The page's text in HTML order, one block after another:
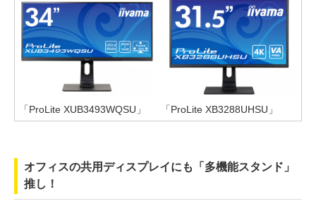
「ProLite XUB3493WQSU」 「ProLite XB3288UHSU」
オフィスの共用ディスプレイにも「多機能スタンド」
推し！